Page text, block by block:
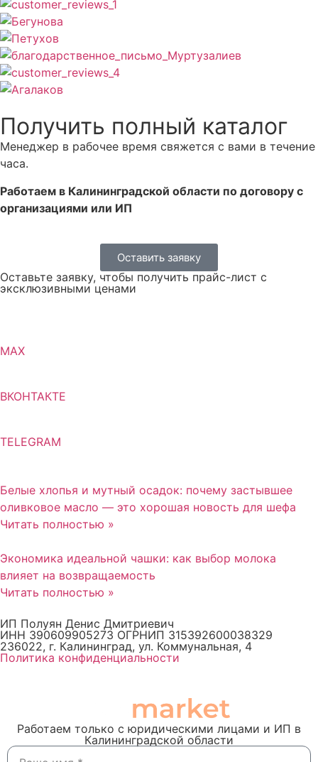
Получить полный каталог
Менеджер в рабочее время свяжется с вами в течение
часа.
Работаем в Калининградской области по договору с
организациями или ИП
Оставить заявку
Оставьте заявку, чтобы получить прайс-лист с
эксклюзивными ценами
MAX
ВКОНТАКТЕ
TELEGRAM
Белые хлопья и мутный осадок: почему застывшее
оливковое масло — это хорошая новость для шефа
Читать полностью »
Экономика идеальной чашки: как выбор молока
влияет на возвращаемость
Читать полностью »
ИП Полуян Денис Дмитриевич
ИНН 390609905273 ОГРНИП 315392600038329
236022, г. Калининград, ул. Коммунальная, 4
Политика конфиденциальности
Работаем только с юридическими лицами и ИП в
Калининградской области